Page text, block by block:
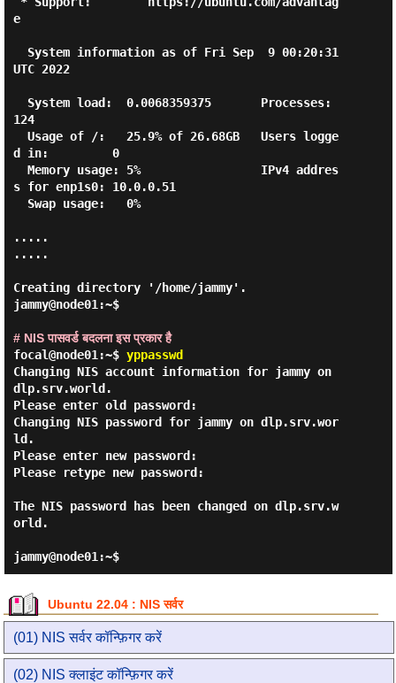
e
UTC 2022
124
d in:         0
s for enp1s0: 10.0.0.51
.....
.....
Creating directory '/home/jammy'.
jammy@node01:~$
# NIS पासवर्ड बदलना इस प्रकार है
focal@node01:~$ yppasswd
Changing NIS account information for jammy on
dlp.srv.world.
Please enter old password:
Changing NIS password for jammy on dlp.srv.wor
ld.
Please enter new password:
Please retype new password:
The NIS password has been changed on dlp.srv.w
orld.
jammy@node01:~$
Ubuntu 22.04 : NIS सर्वर
(01) NIS सर्वर कॉन्फ़िगर करें
(02) NIS क्लाइंट कॉन्फ़िगर करें